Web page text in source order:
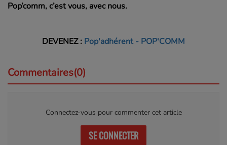
Pop’comm, c’est vous, avec nous.
DEVENEZ : Pop'adhérent - POP'COMM
Commentaires(0)
Connectez-vous pour commenter cet article
SE CONNECTER